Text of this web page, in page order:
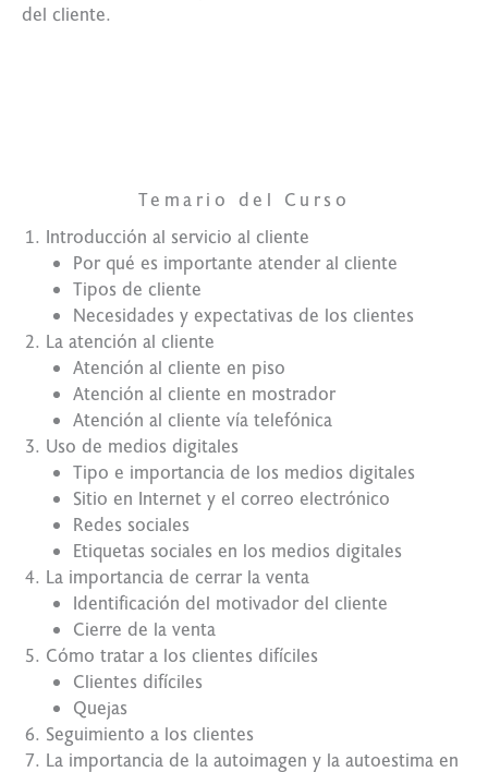
del cliente.
opción
Temario del Curso
Introducción al servicio al cliente
Por qué es importante atender al cliente
Tipos de cliente
Necesidades y expectativas de los clientes
La atención al cliente
Atención al cliente en piso
Atención al cliente en mostrador
Atención al cliente vía telefónica
Uso de medios digitales
Tipo e importancia de los medios digitales
Sitio en Internet y el correo electrónico
Redes sociales
Etiquetas sociales en los medios digitales
La importancia de cerrar la venta
Identificación del motivador del cliente
Cierre de la venta
Cómo tratar a los clientes difíciles
Clientes difíciles
Quejas
Seguimiento a los clientes
La importancia de la autoimagen y la autoestima en